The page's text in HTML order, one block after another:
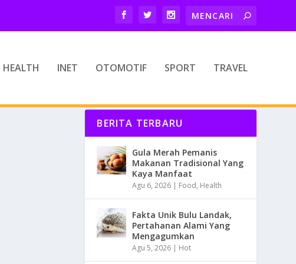
HEALTH INET OTOMOTIF SPORT TRAVEL
BERITA TERBARU
Gula Merah Pemanis
Makanan Tradisional Yang
Kaya Manfaat
Agu 6, 2026 | Food, Health
Fakta Unik Bulu Landak,
Pertahanan Alami Yang
Mengagumkan
Agu 5, 2026 | Hot